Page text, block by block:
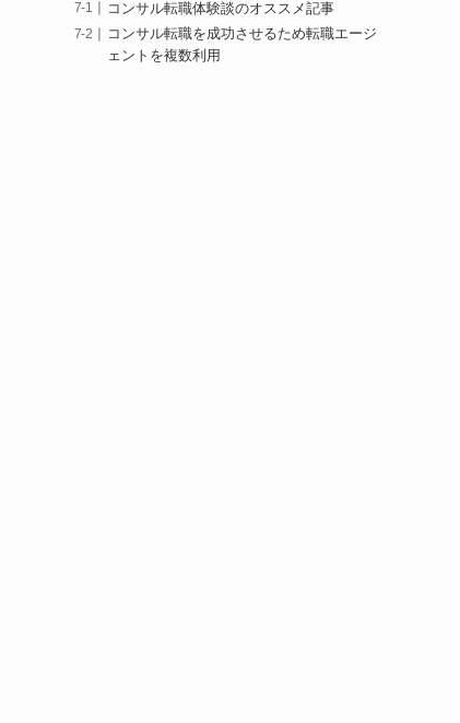
コンサル転職体験談のオススメ記事
コンサル転職を成功させるため転職エージ
ェントを複数利用